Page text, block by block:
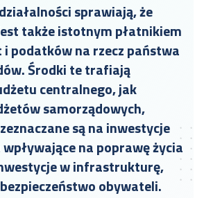
sprawiają, że
także istotnym płatnikiem
i podatków na rzecz państwa
Środki te trafiają
centralnego, jak
samorządowych,
są na inwestycje
na poprawę życia
w infrastrukturę,
obywateli.